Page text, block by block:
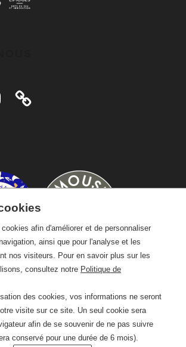
afin d'améliorer et de personnaliser
ainsi que pour l'analyse et les
nos visiteurs. Pour en savoir plus sur les
consultez notre Politique de
des cookies, vos informations ne seront
visite sur ce site. Un seul cookie sera
afin de se souvenir de ne pas suivre
conservé pour une durée de 6 mois).